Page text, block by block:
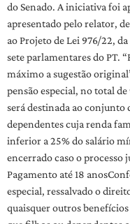
do Senado. A iniciativa foi
apresentado pelo relator,
ao Projeto de Lei 976/22,
sete parlamentares do PT.
máximo a sugestão
pensão especial, no total
será destinada ao conjunto
dependentes cuja renda
inferior a 25% do salário
encerrado caso o
Pagamento até 18
especial, ressalvado o
quaisquer outros